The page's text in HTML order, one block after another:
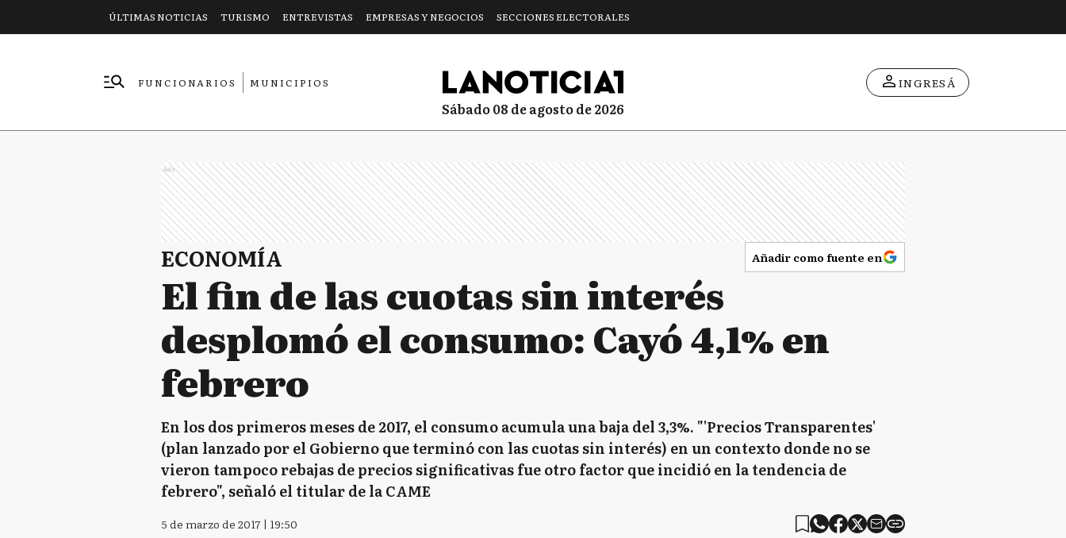
ÚLTIMAS NOTICIAS TURISMO ENTREVISTAS EMPRESAS Y NEGOCIOS SECCIONES ELECTORALES
FUNCIONARIOS
MUNICIPIOS
sábado 08 de agosto de 2026
INGRESÁ
Ads
ECONOMÍA Añadir como fuente en
El fin de las cuotas sin interés
desplomó el consumo: Cayó 4,1% en
febrero
En los dos primeros meses de 2017, el consumo acumula una baja del 3,3%. "'Precios Transparentes'
(plan lanzado por el Gobierno que terminó con las cuotas sin interés) en un contexto donde no se
vieron tampoco rebajas de precios significativas fue otro factor que incidió en la tendencia de
febrero", señaló el titular de la CAME
5 de marzo de 2017 | 19:50